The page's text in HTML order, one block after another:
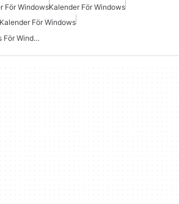
För WindowsKalender För Windows
För Windows
Skrivbordsalmanacka Gratis För Windows